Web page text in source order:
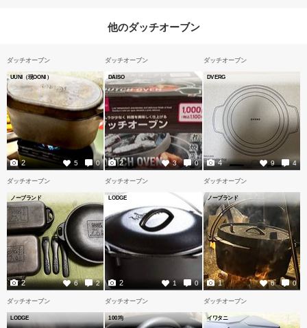
他のダッチオーブン
ダッチオーブン
UUNI（現OONI）
5 0
2
ダッチオーブン
DAISO
3 0
2
ダッチオーブン
DVERG
9 4
4
ダッチオーブン
ノーブランド
6 2
2
ダッチオーブン
LODGE
1 0
2
ダッチオーブン
ノーブランド
6 0
1
ダッチオーブン
LODGE
ダッチオーブン
100均
ダッチオーブン
イワタニ